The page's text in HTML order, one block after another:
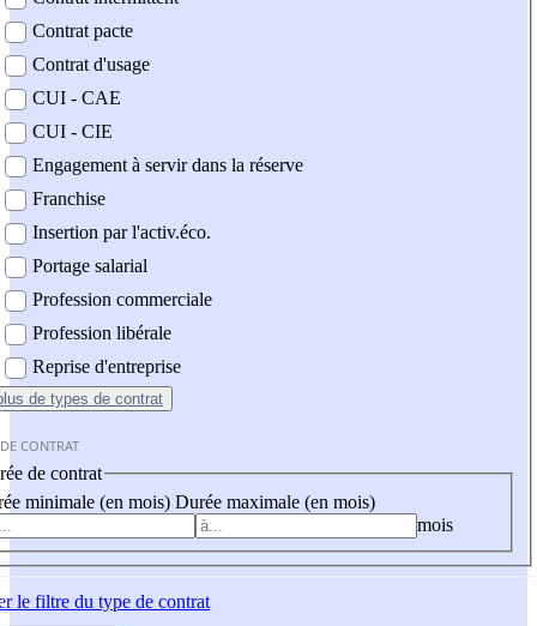
Contrat pacte
Contrat d'usage
CUI - CAE
CUI - CIE
Engagement à servir dans la réserve
Franchise
Insertion par l'activ.éco.
Portage salarial
Profession commerciale
Profession libérale
Reprise d'entreprise
de types de contrat
CONTRAT
de contrat
minimale (en mois) Durée maximale (en mois)
mois
le filtre du type de contrat